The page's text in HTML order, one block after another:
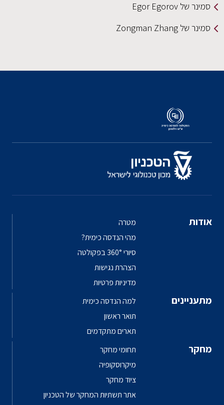
סמינר של Egor Egorov
סמינר של Zongman Zhang
אודות
מטרה
מהי הנדסה כימית?
סיורי 360° בפקולטה
הצהרת נגישות
מדיניות פרטיות
מתעניינים
למה הנדסה כימית
תואר ראשון
תארים מתקדמים
מחקר
תחומי מחקר
מיקרוסקופיה
ציוד מחקר
אתר תשתיות המחקר של הטכניון